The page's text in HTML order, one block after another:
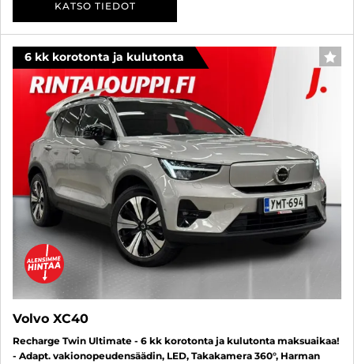
KATSO TIEDOT
6 kk korotonta ja kulutonta
Volvo XC40
Recharge Twin Ultimate - 6 kk korotonta ja kulutonta maksuaikaa!
- Adapt. vakionopeudensäädin, LED, Takakamera 360°, Harman